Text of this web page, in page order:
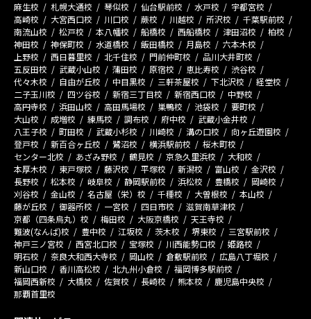
麻生校 札幌大通校 琴似校 仙台駅前校 水戸校
宇都宮校
高崎校
大宮西口校 川口校 蕨校 川越校 所沢校
千葉駅前校
南流山校
松戸校 本八幡校 船橋校 西船橋校 津田沼校
柏校
神田校
神保町校 水道橋校 飯田橋校 月島校
六本木校
上野校
西日暮里校 北千住校 門前仲町校
品川大井町校
五反田校
武蔵小山校 蒲田校 原宿校 恵比寿校
渋谷校
代々木校
自由が丘校 中目黒校 三軒茶屋校 下北沢校
経堂校
二子玉川校
四ツ谷校 新宿三丁目校 新宿西口校
中野校
高円寺校
浜田山校 高田馬場校 巣鴨校 池袋校
要町校
大山校
成増校 練馬校 調布校 府中校
武蔵小金井校
八王子校
町田校 武蔵小杉校 川崎校 溝の口校
向ヶ丘遊園校
登戸校
新百合ヶ丘校 鷺沼校 横浜駅前校
桜木町校
センター北校
あざみ野校 鶴見校 京急久里浜校
大和校
本厚木校
東戸塚校 藤沢校 平塚校 新潟校 富山校
金沢校
長野校
松本校 岐阜校 静岡駅前校 浜松校 豊橋校
岡崎校
刈谷校
金山校 名古屋（栄）校 千種校 大曽根校
本山校
藤が丘校
御器所校 一宮校 四日市校
滋賀南草津校
京都（四条烏丸）校
梅田校 大阪京橋校
天王寺校
難波(なんば)校
豊中校 江坂校 茨木校 堺東校
三宮駅前校
神戸三ノ宮校
西宮北口校 宝塚校 川西能勢口校
姫路校
明石校
奈良大和西大寺校 岡山校 倉敷駅前校
広島八丁堀校
新山口校
香川高松校 北九州小倉校
福岡博多駅前校
福岡西新校
大橋校 佐賀校 長崎校 熊本校
鹿児島中央校
那覇首里校